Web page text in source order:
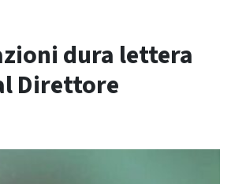
dura lettera
Direttore